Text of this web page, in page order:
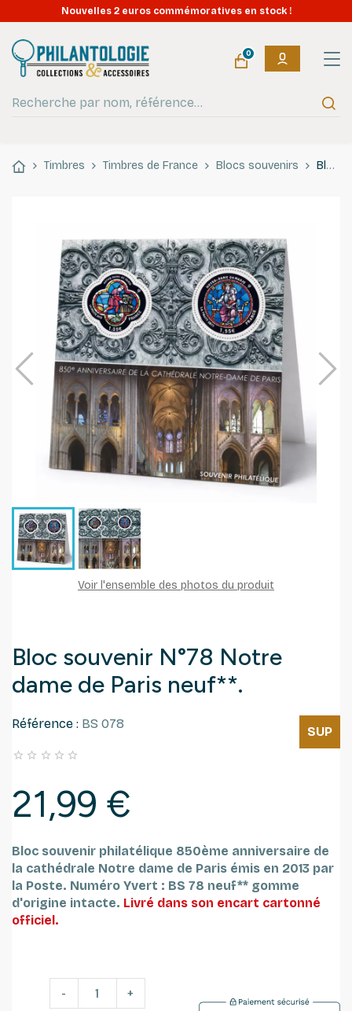
Nouvelles 2 euros commémoratives en stock !
0
Timbres Timbres de France Blocs souvenirs Bloc souvenir N°78 Notre dame de Paris neuf**.
Voir l'ensemble des photos du produit
Bloc souvenir N°78 Notre
dame de Paris neuf**.
Référence : BS 078
SUP
    
21,99 €
Bloc souvenir philatélique 850ème anniversaire de
la cathédrale Notre dame de Paris émis en 2013 par
la Poste. Numéro Yvert : BS 78 neuf** gomme
d'origine intacte. Livré dans son encart cartonné
officiel.
- +